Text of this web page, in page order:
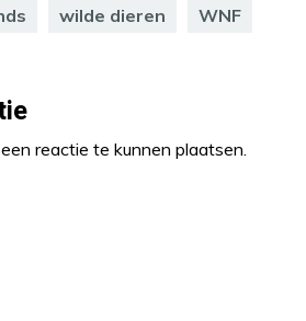
wilde dieren WNF
reactie te kunnen plaatsen.